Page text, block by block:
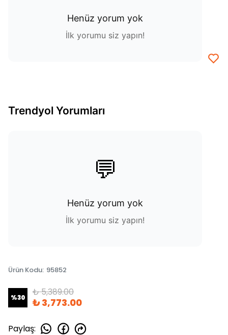
Henüz yorum yok
İlk yorumu siz yapın!
Trendyol Yorumları
💬
Henüz yorum yok
İlk yorumu siz yapın!
Ürün Kodu: 95852
%30 ₺ 5,389.00
₺ 3,773.00
Paylaş: